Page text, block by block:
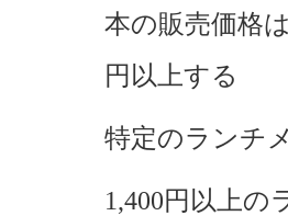
本の販売価格
円以上する
特定のランチ
1,400円以上の